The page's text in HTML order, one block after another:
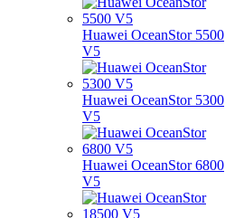
Huawei OceanStor 5500
V5
Huawei OceanStor 5300
V5
Huawei OceanStor 6800
V5